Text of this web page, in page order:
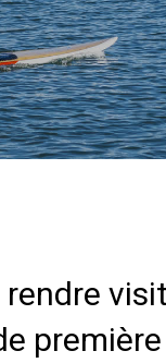
et de se
Delta.